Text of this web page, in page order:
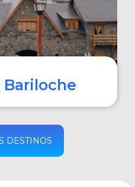
Bariloche
DESTINOS